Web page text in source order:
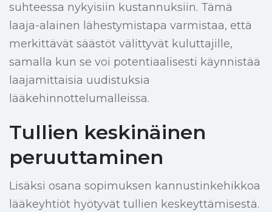
suhteessa nykyisiin kustannuksiin. Tämä
laaja-alainen lähestymistapa varmistaa, että
merkittävät säästöt välittyvät kuluttajille,
samalla kun se voi potentiaalisesti käynnistää
laajamittaisia uudistuksia
lääkehinnottelumalleissa.
Tullien keskinäinen
peruuttaminen
Lisäksi osana sopimuksen kannustinkehikkoa
lääkeyhtiöt hyötyvät tullien keskeyttämisestä.